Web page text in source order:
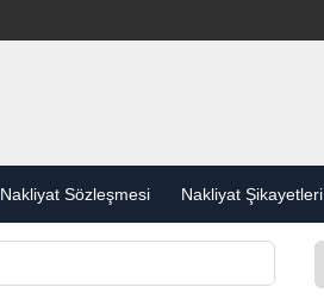
Nakliyat Sözleşmesi Nakliyat Şikayetleri